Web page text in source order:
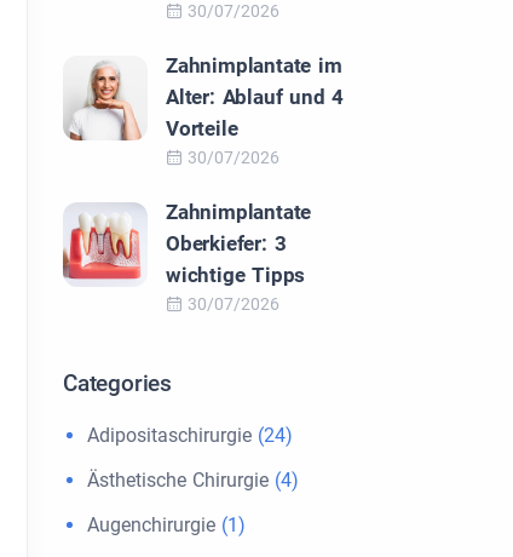
30/07/2026
Zahnimplantate im
Alter: Ablauf und 4
Vorteile
30/07/2026
Zahnimplantate
Oberkiefer: 3
wichtige Tipps
30/07/2026
Categories
Adipositaschirurgie (24)
Ästhetische Chirurgie (4)
Augenchirurgie (1)